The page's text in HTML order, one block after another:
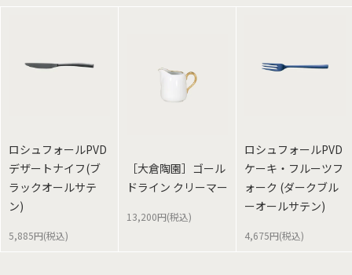
ロシュフォールPVD
デザートナイフ(ブ
ラックオールサテ
ン)
5,885円(税込)
［大倉陶園］ゴール
ドライン クリーマー
13,200円(税込)
ロシュフォールPVD
ケーキ・フルーツフ
ォーク (ダークブル
ーオールサテン)
4,675円(税込)